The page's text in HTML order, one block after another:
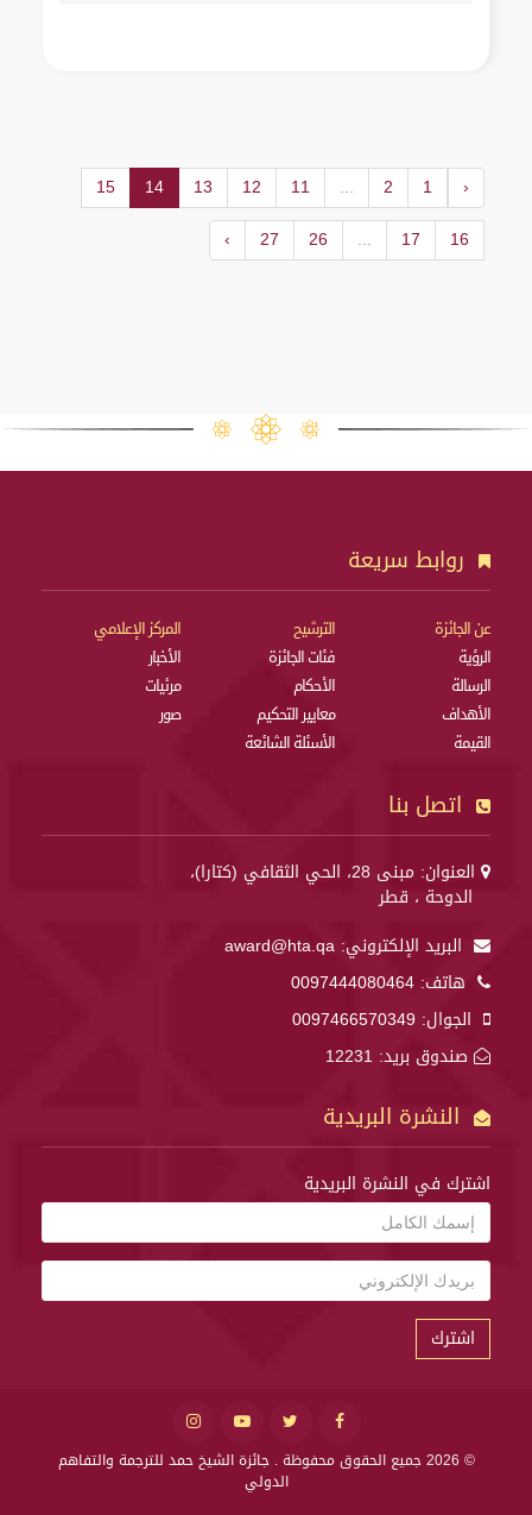
‹
1
2
...
11
12
13
14
15
16
17
...
26
27
›
روابط سريعة
عن الجائزة
الرؤية
الرسالة
الأهداف
القيمة
الترشيح
فئات الجائزة
الأحكام
معايير التحكيم
الأسئلة الشائعة
المركز الإعلامي
الأخبار
مرئيات
صور
اتصل بنا
العنوان: مبنى 28، الحي الثقافي (كتارا)،
الدوحة ، قطر
البريد الإلكتروني: award@hta.qa
هاتف: 0097444080464
الجوال: 0097466570349
صندوق بريد: 12231
النشرة البريدية
اشترك في النشرة البريدية
اشترك
© 2026 جميع الحقوق محفوظة .
جائزة الشيخ حمد للترجمة والتفاهم
الدولي